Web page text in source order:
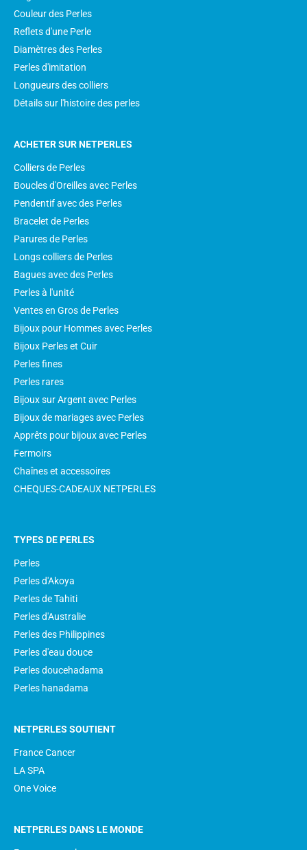
Couleur des Perles
Reflets d'une Perle
Diamètres des Perles
Perles d'imitation
Longueurs des colliers
Détails sur l'histoire des perles
ACHETER SUR NETPERLES
Colliers de Perles
Boucles d'Oreilles avec Perles
Pendentif avec des Perles
Bracelet de Perles
Parures de Perles
Longs colliers de Perles
Bagues avec des Perles
Perles à l'unité
Ventes en Gros de Perles
Bijoux pour Hommes avec Perles
Bijoux Perles et Cuir
Perles fines
Perles rares
Bijoux sur Argent avec Perles
Bijoux de mariages avec Perles
Apprêts pour bijoux avec Perles
Fermoirs
Chaînes et accessoires
CHEQUES-CADEAUX NETPERLES
TYPES DE PERLES
Perles
Perles d'Akoya
Perles de Tahiti
Perles d'Australie
Perles des Philippines
Perles d'eau douce
Perles doucehadama
Perles hanadama
NETPERLES SOUTIENT
France Cancer
LA SPA
One Voice
NETPERLES DANS LE MONDE